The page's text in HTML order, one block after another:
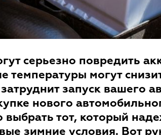
серьезно повредить
температуры могут
запуск вашего
нового
выбрать тот, который
зимние условия. Вот